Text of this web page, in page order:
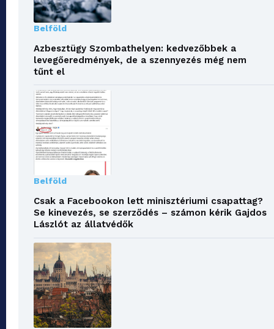
Belföld
Azbesztügy Szombathelyen: kedvezőbbek a
levegőeredmények, de a szennyezés még nem
tűnt el
Belföld
Csak a Facebookon lett minisztériumi csapattag?
Se kinevezés, se szerződés – számon kérik Gajdos
Lászlót az állatvédők